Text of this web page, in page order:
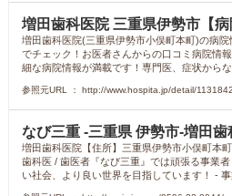
増田歯科医院 三重県伊勢市【病
増田歯科医院(三重県伊勢市小俣町本町)の病
でチェック！お医者さんからの口コミ病院情
細な病院情報が満載です！専門医、症状から
参照元URL ： http://www.hospita.jp/detail/
なび三重 -三重県 伊勢市-増田
増田歯科医院【住所】三重県伊勢市小俣町本
歯科医 / 歯医者『なび三重』では頑張る事業
い社会、より良い世界を目指しています！ -